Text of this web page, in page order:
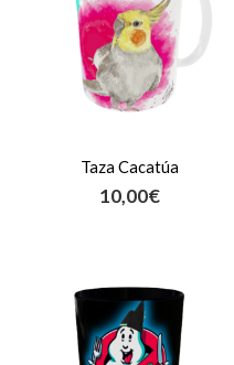
Taza Cacatúa
10,00€